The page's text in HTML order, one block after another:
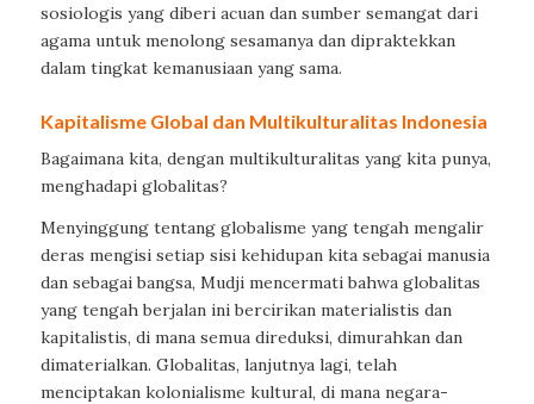
sosiologis yang diberi acuan dan sumber semangat dari
agama untuk menolong sesamanya dan dipraktekkan
dalam tingkat kemanusiaan yang sama.
Kapitalisme Global dan Multikulturalitas Indonesia
Bagaimana kita, dengan multikulturalitas yang kita punya,
menghadapi globalitas?
Menyinggung tentang globalisme yang tengah mengalir
deras mengisi setiap sisi kehidupan kita sebagai manusia
dan sebagai bangsa, Mudji mencermati bahwa globalitas
yang tengah berjalan ini bercirikan materialistis dan
kapitalistis, di mana semua direduksi, dimurahkan dan
dimaterialkan. Globalitas, lanjutnya lagi, telah
menciptakan kolonialisme kultural, di mana negara-